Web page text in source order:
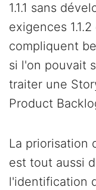
1.1.1 sans
exigences
compliquent
si l'on pouvait
traiter une
Product
La priorisation
est tout aussi
l'identification